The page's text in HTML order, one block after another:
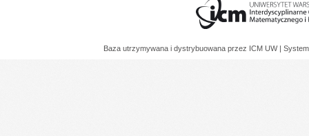
Baza utrzymywana i dystrybuowana przez ICM UW |